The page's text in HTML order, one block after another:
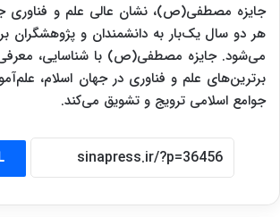
جایزه مصطفی(ص)، نشان عالی علم و فناوری
هر دو سال یک‌بار به دانشمندان و پژوهشگران
می‌شود. جایزه مصطفی(ص) با شناسایی، معرفی
برترین‌های علم و فناوری در جهان اسلام،
جوامع اسلامی ترویج و تشویق می‌کند.